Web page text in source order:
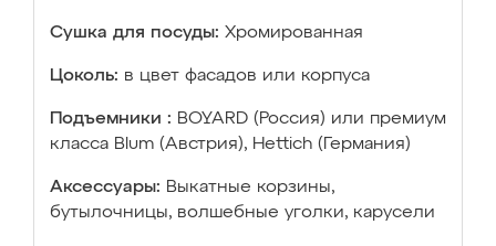
Сушка для посуды: Хромированная
Цоколь: в цвет фасадов или корпуса
Подъемники : BOYARD (Россия) или премиум
класса Blum (Австрия), Hettich (Германия)
Аксессуары: Выкатные корзины,
бутылочницы, волшебные уголки, карусели